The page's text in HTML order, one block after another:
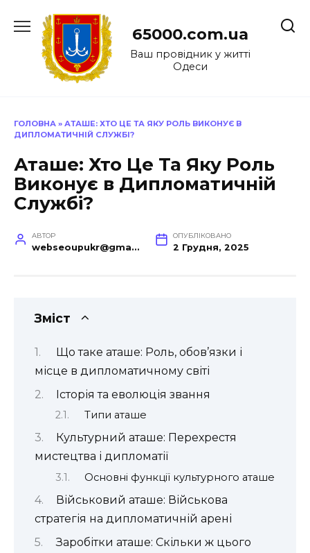
до
65000.com.ua
Ваш провідник у житті
Одеси
ГОЛОВНА » АТАШЕ: ХТО ЦЕ ТА ЯКУ РОЛЬ ВИКОНУЄ В
ДИПЛОМАТИЧНІЙ СЛУЖБІ?
Аташе: Хто Це Та Яку Роль
Виконує в Дипломатичній
Службі?
АВТОР
webseoupukr@gmail.com
ОПУБЛІКОВАНО
2 Грудня, 2025
Зміст
Що таке аташе: Роль, обов’язки і
місце в дипломатичному світі
Історія та еволюція звання
Типи аташе
Культурний аташе: Перехрестя
мистецтва і дипломатії
Основні функції культурного аташе
Військовий аташе: Військова
стратегія на дипломатичній арені
Заробітки аташе: Скільки ж цього